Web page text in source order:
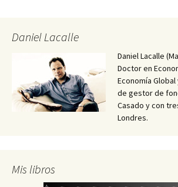
Daniel Lacalle
Daniel Lacalle
Doctor en
Economía
de gestor de
Casado y con
Londres.
Mis libros